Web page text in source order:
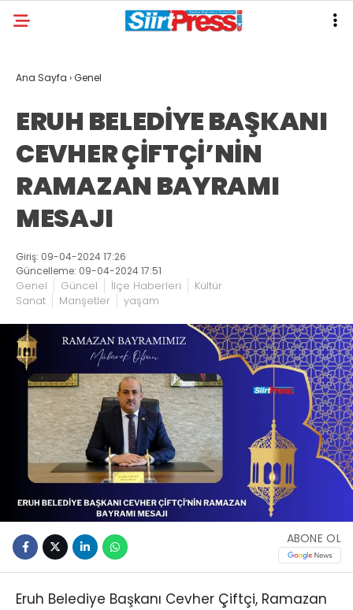
Ana Sayfa ›Genel
ERUH BELEDİYE BAŞKANI
CEVHER ÇİFTÇİ’NİN
RAMAZAN BAYRAMI
MESAJI
Giriş: 09-04-2024 17:26
Güncelleme: 09-04-2024 17:51
Genel Güncel İlçe Haberleri
Kültür
Sanat
Manşetler yaşam
ABONE OL
Eruh Belediye Başkanı Cevher Çiftçi, Ramazan